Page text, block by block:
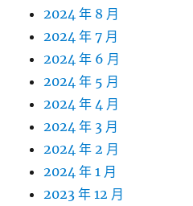
2024 年 8 月
2024 年 7 月
2024 年 6 月
2024 年 5 月
2024 年 4 月
2024 年 3 月
2024 年 2 月
2024 年 1 月
2023 年 12 月